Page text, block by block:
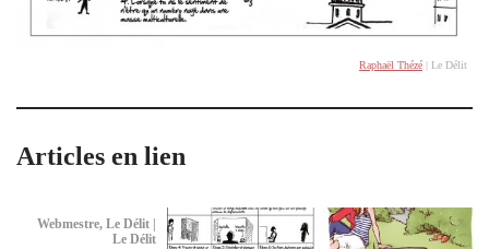
Raphaël Thézé | Le Délit
Articles en lien
Webmestre, Le Délit |
Le Délit